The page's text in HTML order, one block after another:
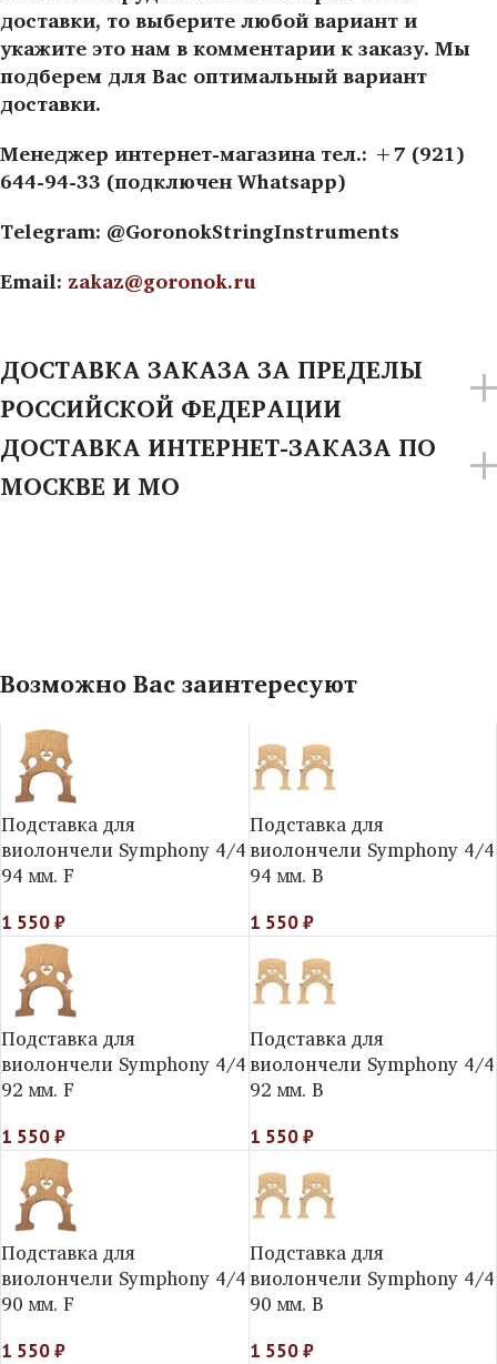
доставки, то выберите любой вариант и
укажите это нам в комментарии к заказу. Мы
подберем для Вас оптимальный вариант
доставки.
Менеджер интернет-магазина тел.: +7 (921)
644-94-33 (подключен Whatsapp)
Telegram: @GoronokStringInstruments
Email: zakaz@goronok.ru
ДОСТАВКА ЗАКАЗА ЗА ПРЕДЕЛЫ
РОССИЙСКОЙ ФЕДЕРАЦИИ
ДОСТАВКА ИНТЕРНЕТ-ЗАКАЗА ПО
МОСКВЕ И МО
Возможно Вас заинтересуют
Подставка для
виолончели Symphony 4/4
94 мм. F
1 550₽
Подставка для
виолончели Symphony 4/4
94 мм. B
1 550₽
Подставка для
виолончели Symphony 4/4
92 мм. F
1 550₽
Подставка для
виолончели Symphony 4/4
92 мм. B
1 550₽
Подставка для
виолончели Symphony 4/4
90 мм. F
1 550₽
Подставка для
виолончели Symphony 4/4
90 мм. B
1 550₽